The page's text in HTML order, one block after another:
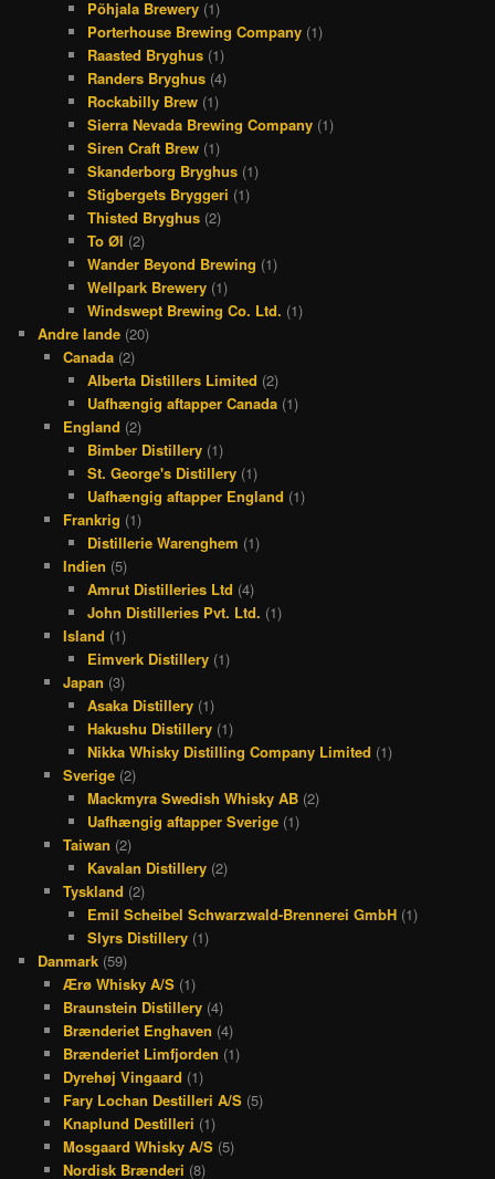
Põhjala Brewery (1)
Porterhouse Brewing Company (1)
Raasted Bryghus (1)
Randers Bryghus (4)
Rockabilly Brew (1)
Sierra Nevada Brewing Company (1)
Siren Craft Brew (1)
Skanderborg Bryghus (1)
Stigbergets Bryggeri (1)
Thisted Bryghus (2)
To Øl (2)
Wander Beyond Brewing (1)
Wellpark Brewery (1)
Windswept Brewing Co. Ltd. (1)
Andre lande (20)
Canada(2)
Alberta Distillers Limited (2)
Uafhængig aftapper Canada (1)
England (2)
Bimber Distillery (1)
St. George's Distillery (1)
Uafhængig aftapper England (1)
Frankrig (1)
Distillerie Warenghem (1)
Indien (5)
Amrut Distilleries Ltd (4)
John Distilleries Pvt. Ltd. (1)
Island (1)
Eimverk Distillery (1)
Japan (3)
Asaka Distillery (1)
Hakushu Distillery (1)
Nikka Whisky Distilling Company Limited (1)
Sverige(2)
Mackmyra Swedish Whisky AB (2)
Uafhængig aftapper Sverige (1)
Taiwan (2)
Kavalan Distillery (2)
Tyskland (2)
Emil Scheibel Schwarzwald-Brennerei GmbH (1)
Slyrs Distillery (1)
Danmark (59)
Ærø Whisky A/S(1)
Braunstein Distillery(4)
Brænderiet Enghaven (4)
Brænderiet Limfjorden (1)
Dyrehøj Vingaard (1)
Fary Lochan Destilleri A/S(5)
Knaplund Destilleri (1)
Mosgaard Whisky A/S(5)
Nordisk Brænderi (8)